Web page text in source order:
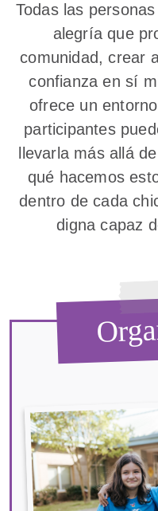
Todas las
alegría que
comunidad, crear
confianza en sí
ofrece un
participantes
llevarla más allá
qué hacemos
dentro de cada
digna capaz